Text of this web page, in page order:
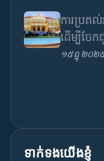
ការប្រគ
ដើម្បីចែក
១៥ ធ្នូ ២០២៥
ទាក់ទងយើងខ្ញុំ